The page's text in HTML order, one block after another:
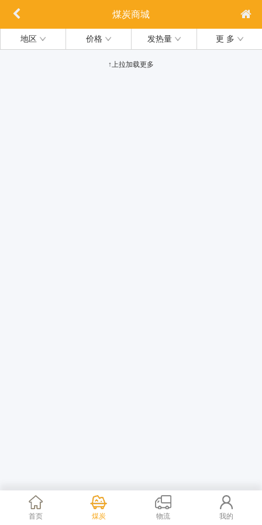
煤炭商城
地区 价格 发热量 更 多
↑上拉加载更多
首页 煤炭 物流 我的